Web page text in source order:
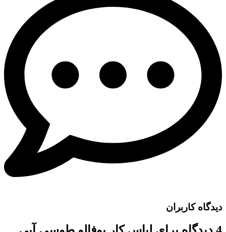
دیدگاه کاربران